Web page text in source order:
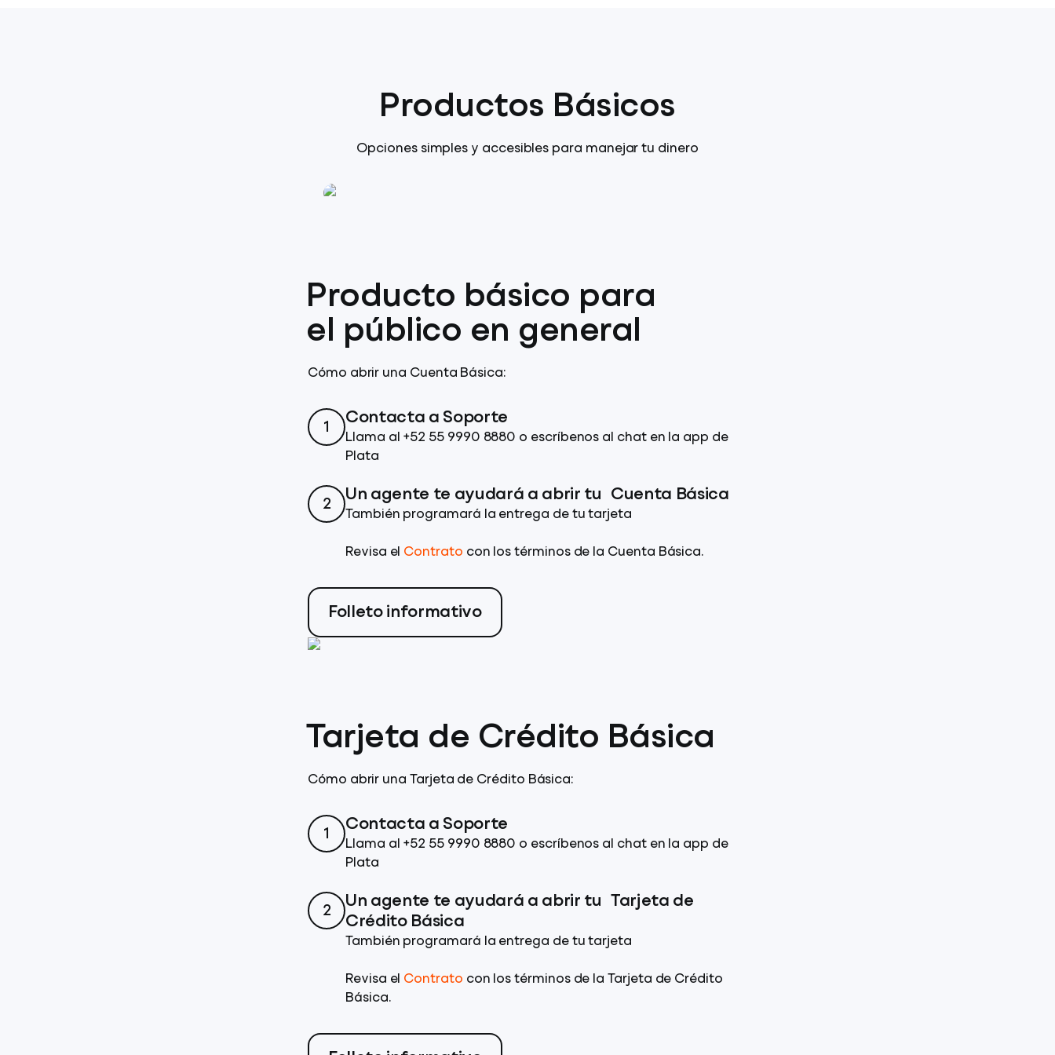
Productos Básicos
Opciones simples y accesibles para manejar tu dinero
Producto básico para
el público en general
Cómo abrir una Cuenta Básica:
1
Contacta a Soporte
Llama al +52 55 9990 8880 o escríbenos al chat en la app de
Plata
2
Un agente te ayudará a abrir tu Cuenta Básica
También programará la entrega de tu tarjeta
Revisa el Contrato con los términos de la Cuenta Básica.
Folleto informativo
Tarjeta de Crédito Básica
Cómo abrir una Tarjeta de Crédito Básica:
1
Contacta a Soporte
Llama al +52 55 9990 8880 o escríbenos al chat en la app de
Plata
2
Un agente te ayudará a abrir tu Tarjeta de
Crédito Básica
También programará la entrega de tu tarjeta
Revisa el Contrato con los términos de la Tarjeta de Crédito
Básica.